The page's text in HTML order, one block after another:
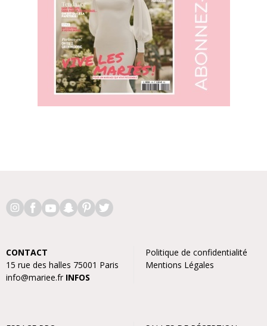
CONTACT
15 rue des halles 75001 Paris
info@mariee.fr INFOS
Politique de confidentialité
Mentions Légales